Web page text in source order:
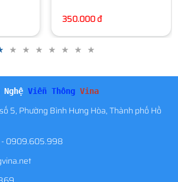
320.000 đ
Nghệ Viễn Thông Vina
5, Phường Bình Hưng Hòa, Thành phố Hồ
0909.605.998